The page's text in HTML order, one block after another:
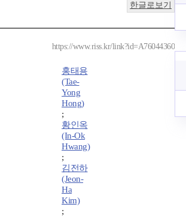
한글로보기
https://www.riss.kr/link?id=A76044360
홍태용
(Tae-
Yong
Hong)
;
황인옥
(In-Ok
Hwang)
;
김전하
(Jeon-
Ha
Kim)
;